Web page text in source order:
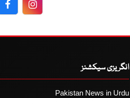
FacebookFacebook
انگریزی سیکشنز
Pakistan News in Urdu